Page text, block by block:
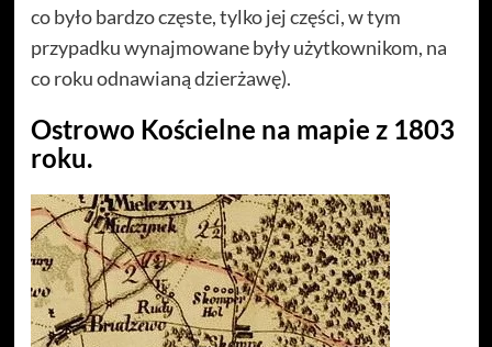
co było bardzo częste, tylko jej części, w tym
przypadku wynajmowane były użytkownikom, na
co roku odnawianą dzierżawę).
Ostrowo Kościelne na mapie z 1803
roku.